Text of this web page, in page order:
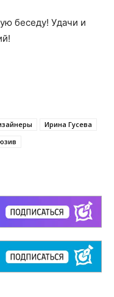
беседу! Удачи и
Ирина Гусева